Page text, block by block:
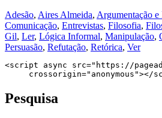
Adesão, Aires Almeida, Argumentação e
Comunicação, Entrevistas, Filosofia,
Gil, Ler, Lógica Informal, Manipulação,
Persuasão, Refutação, Retórica, Ver
<script async src="https://
crossorigin="anonymous"></
Pesquisa